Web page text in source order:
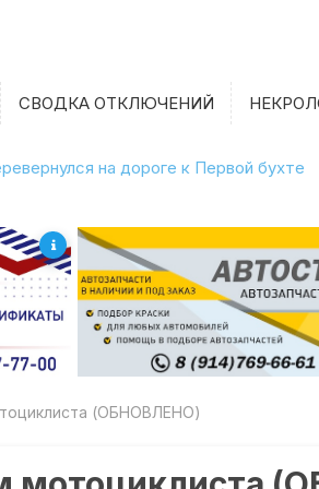
СВОДКА ОТКЛЮЧЕНИЙ
на дороге к Первой бухте
(ОБНОВЛЕНО)